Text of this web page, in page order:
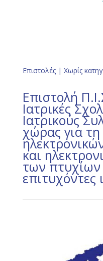
Επιστολές| Χωρίς
Επιστολή
Ιατρικές
Ιατρικούς
χώρας για τη
και
των πτυχίων
επιτυχόντες